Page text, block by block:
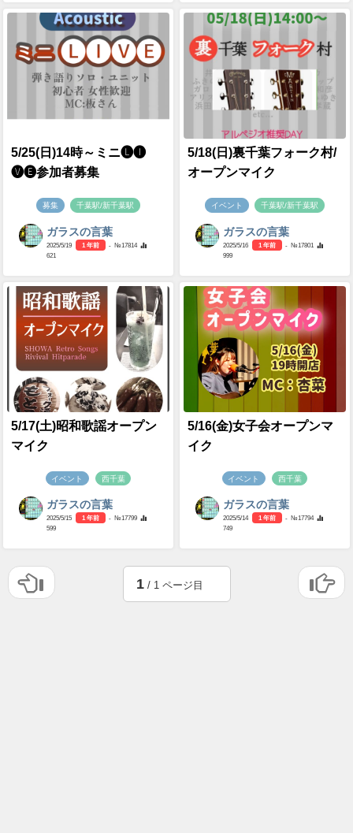
5/25(日)14時～ミニ🅛🅘
🅥🅔参加者募集
募集 千葉駅/新千葉駅
ガラスの言葉
2025/5/19 1 年前
- №17814
621
5/18(日)裏千葉フォーク村/
オープンマイク
イベント 千葉駅/新千葉駅
ガラスの言葉
2025/5/16 1 年前
- №17801
999
5/17(土)昭和歌謡オープン
マイク
イベント 西千葉
ガラスの言葉
2025/5/15 1 年前
- №17799
599
5/16(金)女子会オープンマ
イク
イベント 西千葉
ガラスの言葉
2025/5/14 1 年前
- №17794
749
1/ 1 ページ目